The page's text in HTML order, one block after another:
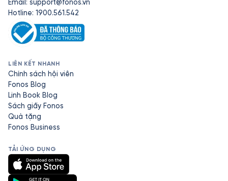
Email: support@fonos.vn
Hotline: 1900.561.542
LIÊN KẾT NHANH
Chính sách hội viên
Fonos Blog
Linh Book Blog
Sách giấy Fonos
Quà tặng
Fonos Business
TẢI ỨNG DỤNG